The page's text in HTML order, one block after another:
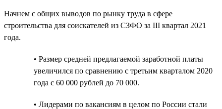
Начнем с общих выводов по рынку труда в сфере
строительства для соискателей из СЗФО за III квартал 2021
года.
• Размер средней предлагаемой заработной платы
увеличился по сравнению с третьим кварталом 2020
года с 60 000 рублей до 70 000.
• Лидерами по вакансиям в целом по России стали